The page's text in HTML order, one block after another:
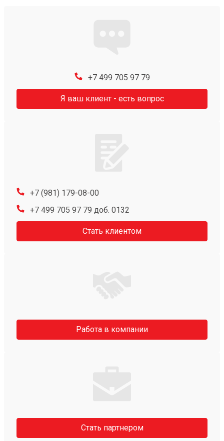
+7 499 705 97 79
Я ваш клиент - есть вопрос
+7 (981) 179-08-00
+7 499 705 97 79 доб. 0132
Стать клиентом
Работа в компании
Стать партнером